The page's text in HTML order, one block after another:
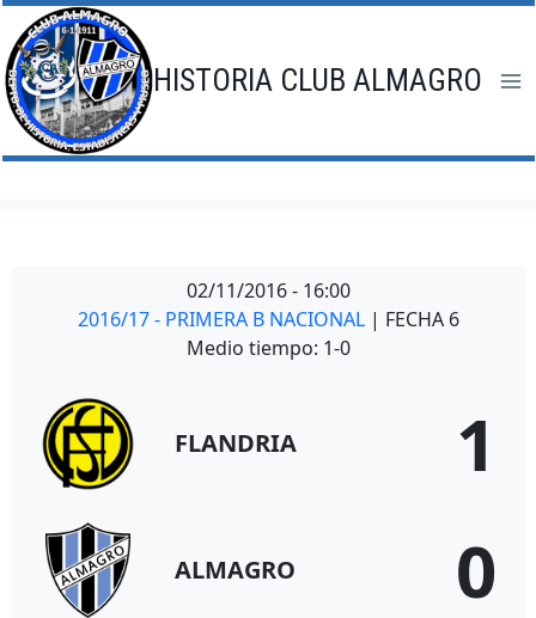
Saltar
al
contenido
HISTORIA CLUB ALMAGRO
02/11/2016 - 16:00
2016/17 - PRIMERA B NACIONAL | FECHA 6
Medio tiempo: 1-0
FLANDRIA 1
ALMAGRO 0